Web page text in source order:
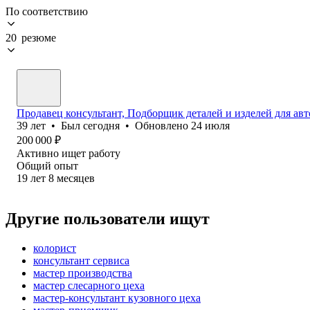
По соответствию
20 резюме
Продавец консультант, Подборщик деталей и изделей для
39 лет • Был сегодня • Обновлено 24 июля
200 000 ₽
Активно ищет работу
Общий опыт
19 лет 8 месяцев
Другие пользователи ищут
колорист
консультант сервиса
мастер производства
мастер слесарного цеха
мастер-консультант кузовного цеха